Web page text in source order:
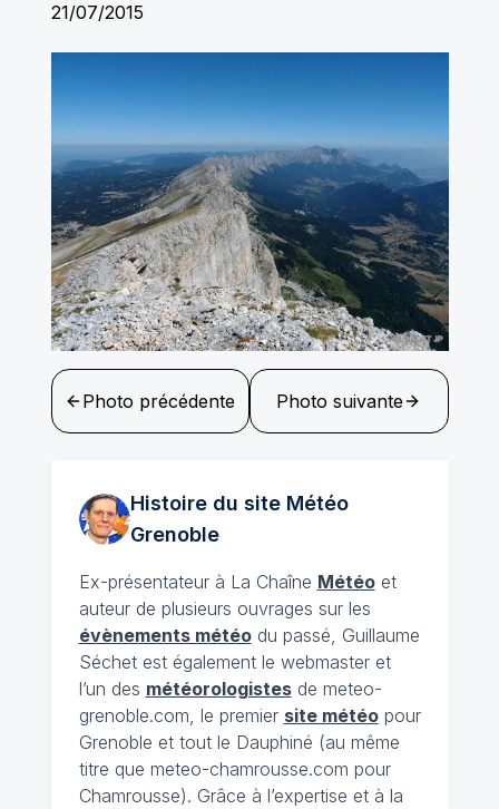
21/07/2015
Photo précédente Photo suivante
Histoire du site Météo
Grenoble
Ex-présentateur à La Chaîne Météoet
auteur de plusieurs ouvrages sur les
évènements météodu passé, Guillaume
Séchet est également le webmaster et
l’un des météorologistesde meteo-
grenoble.com, le premier site météopour
Grenoble et tout le Dauphiné (au même
titre que meteo-chamrousse.com pour
Chamrousse). Grâce à l’expertise et à la